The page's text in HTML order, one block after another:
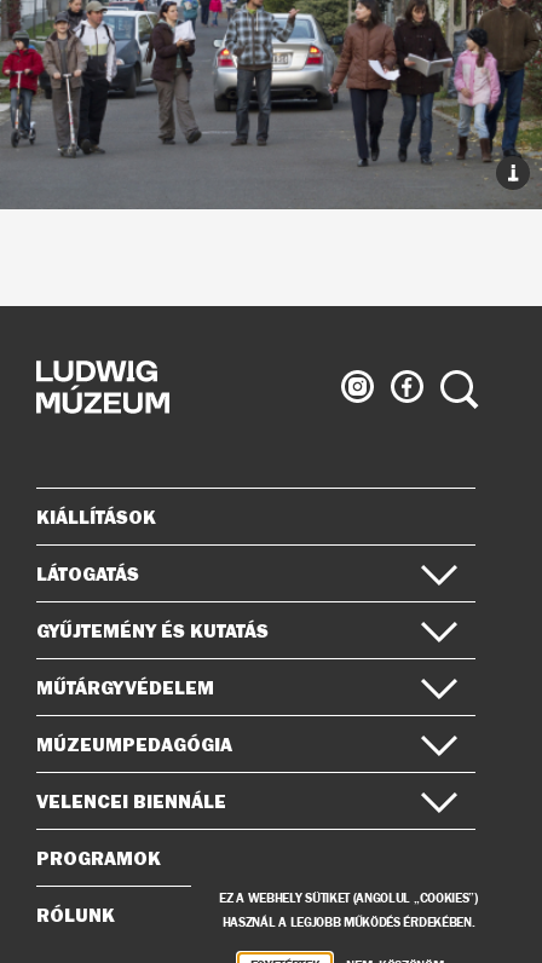
Ludwig
Múzeum
Ludwig
Múzeum
Keresés
Oldaltérkép
KIÁLLÍTÁSOK
LÁTOGATÁS
GYŰJTEMÉNY ÉS KUTATÁS
MŰTÁRGYVÉDELEM
MÚZEUMPEDAGÓGIA
VELENCEI BIENNÁLE
PROGRAMOK
RÓLUNK
EZ A WEBHELY SÜTIKET (ANGOLUL „COOKIES”)
HASZNÁL A LEGJOBB MŰKÖDÉS ÉRDEKÉBEN.